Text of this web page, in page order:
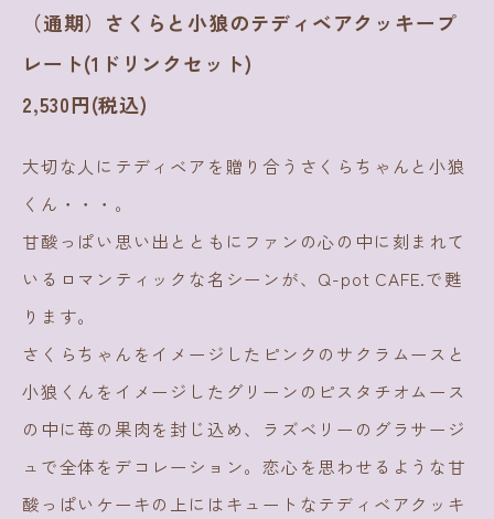
（通期）さくらと小狼のテディベアクッキープ
レート(1ドリンクセット)
2,530円(税込)
大切な人にテディベアを贈り合うさくらちゃんと小狼
くん・・・。
甘酸っぱい思い出とともにファンの心の中に刻まれて
いるロマンティックな名シーンが、Q-pot CAFE.で甦
ります。
さくらちゃんをイメージしたピンクのサクラムースと
小狼くんをイメージしたグリーンのピスタチオムース
の中に苺の果肉を封じ込め、ラズベリーのグラサージ
ュで全体をデコレーション。恋心を思わせるような甘
酸っぱいケーキの上にはキュートなテディベアクッキ